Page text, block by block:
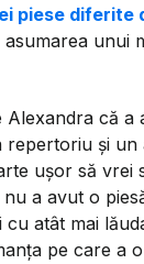
piese diferite
unui
Alexandra că a
repertoriu și un
ușor să vrei
a avut o
atât mai
pe care a